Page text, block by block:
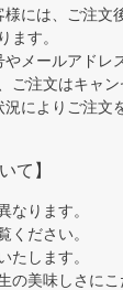
には、ご注文
ます。
メールアドレ
ご注文はキャン
によりご注文
て】
なります。
ください。
たします。
の美味しさに